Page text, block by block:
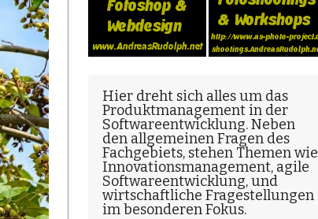
Hier dreht sich alles um das
Produktmanagement in der
Softwareentwicklung. Neben
den allgemeinen Fragen des
Fachgebiets, stehen Themen wie
Innovationsmanagement, agile
Softwareentwicklung, und
wirtschaftliche Fragestellungen
im besonderen Fokus.